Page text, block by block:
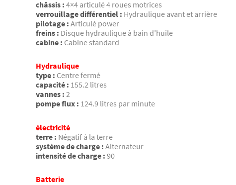
châssis : 4×4 articulé 4 roues motrices
verrouillage différentiel : Hydraulique avant et arrière
pilotage : Articulé power
freins : Disque hydraulique à bain d’huile
cabine : Cabine standard
Hydraulique
type : Centre fermé
capacité : 155.2 litres
vannes : 2
pompe flux : 124.9 litres par minute
électricité
terre : Négatif à la terre
système de charge : Alternateur
intensité de charge : 90
Batterie